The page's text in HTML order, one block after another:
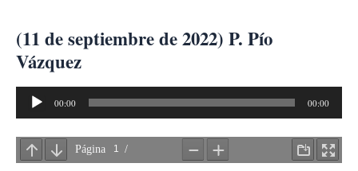
contenido
(11 de septiembre de 2022) P. Pío
Vázquez
Reproductor
audio
00:00 00:00